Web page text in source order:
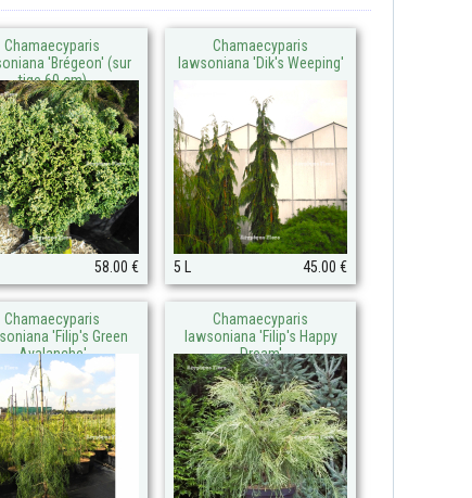
Chamaecyparis
'Brégeon' (sur
tige 60 cm)
58.00 €
Chamaecyparis
lawsoniana 'Dik's Weeping'
5 L 45.00 €
Chamaecyparis
'Filip's Green
Avalanche'
Chamaecyparis
lawsoniana 'Filip's Happy
Dream'